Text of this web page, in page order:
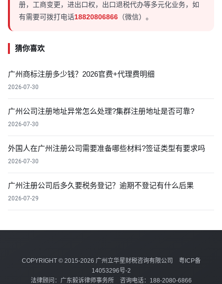
册，工商变更，进出口权，出口退税代办等多元化业务，如
有需要可拨打电话18820806866 （微信）。
猜你喜欢
广州商标注册多少钱？2026官费+代理费明细
2026-07-30
广州公司注册地址异常怎么处理?集群注册地址是否可靠?
2026-07-30
外国人在广州注册公司需要准备哪些材料?签证类型有要求吗
2026-07-30
广州注册公司后多久要税务登记？逾期不登记有什么后果
2026-07-29
COPYRIGHT © 2015-2026 广州立华星财税咨询有限公司 粤ICP备
14053296号-2
法律顾问：广东毅诉律师事务所 咨询电话：188-2080-6866